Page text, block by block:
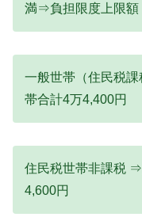
満⇒負担限度上限額
一般世帯（住民税
帯合計4万4,400円
住民税世帯非課税
4,600円